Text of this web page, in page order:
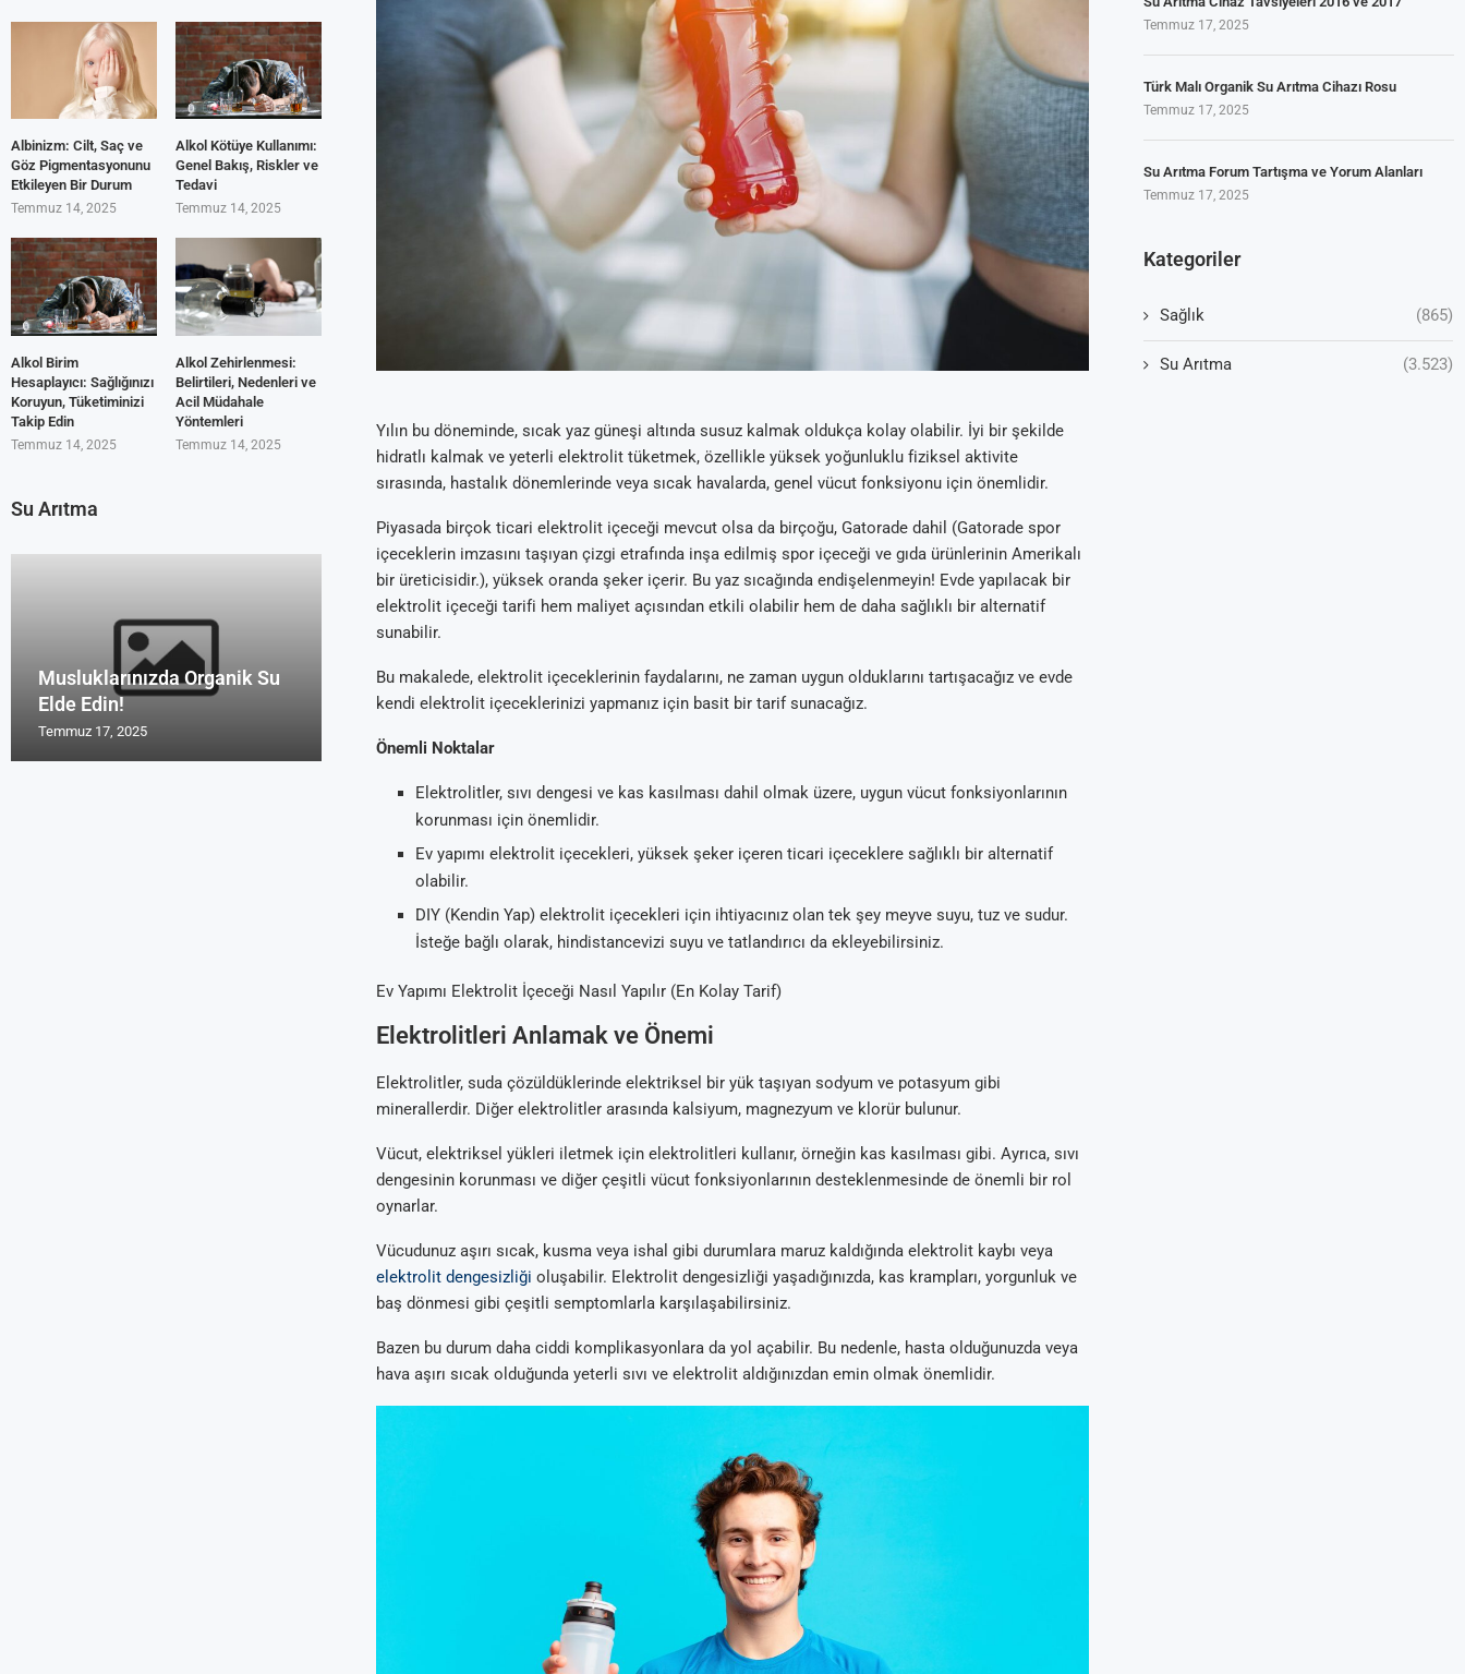
Yılın bu döneminde, sıcak yaz güneşi altında susuz kalmak oldukça kolay olabilir. İyi bir şekilde
hidratlı kalmak ve yeterli elektrolit tüketmek, özellikle yüksek yoğunluklu fiziksel aktivite
sırasında, hastalık dönemlerinde veya sıcak havalarda, genel vücut fonksiyonu için önemlidir.
Piyasada birçok ticari elektrolit içeceği mevcut olsa da birçoğu, Gatorade dahil (Gatorade spor
içeceklerin imzasını taşıyan çizgi etrafında inşa edilmiş spor içeceği ve gıda ürünlerinin Amerikalı
bir üreticisidir.), yüksek oranda şeker içerir. Bu yaz sıcağında endişelenmeyin! Evde yapılacak bir
elektrolit içeceği tarifi hem maliyet açısından etkili olabilir hem de daha sağlıklı bir alternatif
sunabilir.
Bu makalede, elektrolit içeceklerinin faydalarını, ne zaman uygun olduklarını tartışacağız ve evde
kendi elektrolit içeceklerinizi yapmanız için basit bir tarif sunacağız.
Önemli Noktalar
Elektrolitler, sıvı dengesi ve kas kasılması dahil olmak üzere, uygun vücut fonksiyonlarının
korunması için önemlidir.
Ev yapımı elektrolit içecekleri, yüksek şeker içeren ticari içeceklere sağlıklı bir alternatif
olabilir.
DIY (Kendin Yap) elektrolit içecekleri için ihtiyacınız olan tek şey meyve suyu, tuz ve sudur.
İsteğe bağlı olarak, hindistancevizi suyu ve tatlandırıcı da ekleyebilirsiniz.
Ev Yapımı Elektrolit İçeceği Nasıl Yapılır (En Kolay Tarif)
Elektrolitleri Anlamak ve Önemi
Elektrolitler, suda çözüldüklerinde elektriksel bir yük taşıyan sodyum ve potasyum gibi
minerallerdir. Diğer elektrolitler arasında kalsiyum, magnezyum ve klorür bulunur.
Vücut, elektriksel yükleri iletmek için elektrolitleri kullanır, örneğin kas kasılması gibi. Ayrıca, sıvı
dengesinin korunması ve diğer çeşitli vücut fonksiyonlarının desteklenmesinde de önemli bir rol
oynarlar.
Vücudunuz aşırı sıcak, kusma veya ishal gibi durumlara maruz kaldığında elektrolit kaybı veya
elektrolit dengesizliği oluşabilir. Elektrolit dengesizliği yaşadığınızda, kas krampları, yorgunluk ve
baş dönmesi gibi çeşitli semptomlarla karşılaşabilirsiniz.
Bazen bu durum daha ciddi komplikasyonlara da yol açabilir. Bu nedenle, hasta olduğunuzda veya
hava aşırı sıcak olduğunda yeterli sıvı ve elektrolit aldığınızdan emin olmak önemlidir.
Temmuz 17, 2025
Türk Malı Organik Su Arıtma Cihazı Rosu
Temmuz 17, 2025
Su Arıtma Forum Tartışma ve Yorum Alanları
Temmuz 17, 2025
Kategoriler
Sağlık (865)
Su Arıtma (3.523)
Albinizm: Cilt, Saç ve
Göz Pigmentasyonunu
Etkileyen Bir Durum
Temmuz 14, 2025
Alkol Kötüye Kullanımı:
Genel Bakış, Riskler ve
Tedavi
Temmuz 14, 2025
Alkol Birim
Hesaplayıcı: Sağlığınızı
Koruyun, Tüketiminizi
Takip Edin
Temmuz 14, 2025
Alkol Zehirlenmesi:
Belirtileri, Nedenleri ve
Acil Müdahale
Yöntemleri
Temmuz 14, 2025
Su Arıtma
Musluklarınızda Organik Su
Elde Edin!
Temmuz 17, 2025
Uzmanların Su Arıtma
Tavsiyeleri Royal
Su Arıtma Cihaz Tavsiyeleri
2016 ve 2017
Türk Malı Organik Su Arıtma
Cihazı Rosu
Su Arıtma Forum Tartışma ve
Yorum Alanları